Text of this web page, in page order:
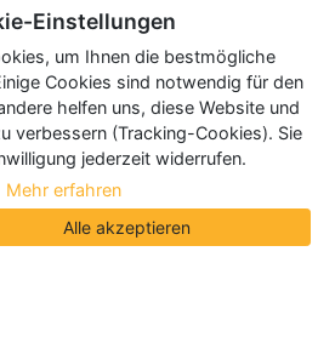
Einstellungen
um Ihnen die bestmögliche
Cookies sind notwendig für den
helfen uns, diese Website und
verbessern (Tracking-Cookies). Sie
jederzeit widerrufen.
Mehr erfahren
Alle akzeptieren